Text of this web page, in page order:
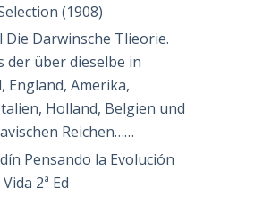
(1908)
Die Darwinsche Tlieorie.
der über dieselbe in
England, Amerika,
Holland, Belgien und
Reichen……
Pensando la Evolución
2ª Ed